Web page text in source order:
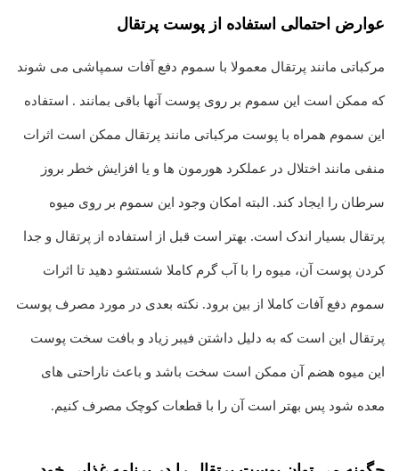
عوارض احتمالی استفاده از پوست پرتقال
مرکباتی مانند پرتقال معمولا با سموم دفع آفات سمپاشی می شوند
که ممکن است این سموم بر روی پوست آنها باقی بمانند . استفاده
این سموم همراه با پوست مرکباتی مانند پرتقال ممکن است اثرات
منفی مانند اختلال در عملکرد هورمون ها و یا افزایش خطر بروز
سرطان را ایجاد کند. البته امکان وجود این سموم بر روی میوه
پرتقال بسیار اندک است. بهتر است قبل از استفاده از پرتقال و جدا
کردن پوست آن، میوه را با آب گرم کاملا شستشو دهید تا اثرات
سموم دفع آفات کاملا از بین برود. نکته بعدی در مورد مصرف پوست
پرتقال این است که به دلیل داشتن فیبر زیاد و بافت سخت پوست
این میوه هضم آن ممکن است سخت باشد و باعث ناراحتی های
معده شود پس بهتر است آن را با قطعات کوچک مصرف کنیم.